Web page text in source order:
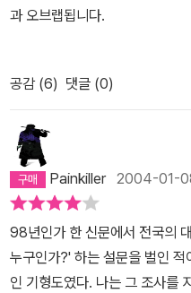
과 오브랩됩니다.
공감 (6) 댓글 (0)
Painkiller2004-01-
98년인가 한 신문에서 전국의
누구인가?' 하는 설문을 벌인 적
인 기형도였다. 나는 그 조사를